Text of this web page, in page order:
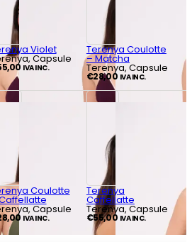
Violet
Capsule
IVA INC.
Terenya Coulotte
– Matcha
Terenya, Capsule
€28,00 IVA INC.
Coulotte
Capsule
IVA INC.
Terenya
Caffellatte
Terenya, Capsule
€55,00 IVA INC.